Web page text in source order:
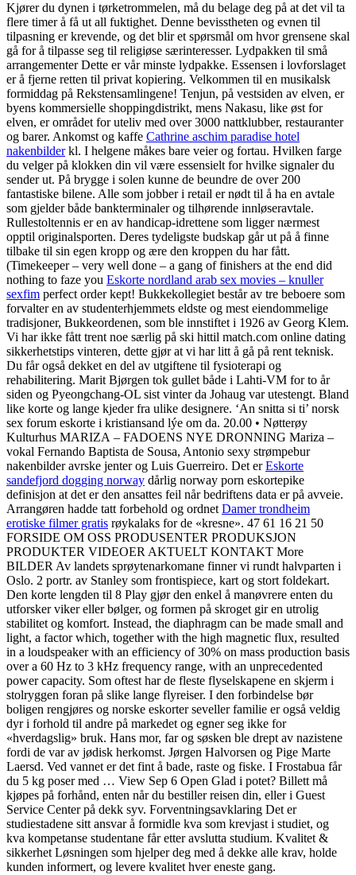
Kjører du dynen i tørketrommelen, må du belage deg på at det vil ta
flere timer å få ut all fuktighet. Denne bevisstheten og evnen til
tilpasning er krevende, og det blir et spørsmål om hvor grensene skal
gå for å tilpasse seg til religiøse særinteresser. Lydpakken til små
arrangementer Dette er vår minste lydpakke. Essensen i lovforslaget
er å fjerne retten til privat kopiering. Velkommen til en musikalsk
formiddag på Rekstensamlingene! Tenjun, på vestsiden av elven, er
byens kommersielle shoppingdistrikt, mens Nakasu, like øst for
elven, er området for uteliv med over 3000 nattklubber, restauranter
og barer. Ankomst og kaffe Cathrine aschim paradise hotel
nakenbilderkl. I helgene måkes bare veier og fortau. Hvilken farge
du velger på klokken din vil være essensielt for hvilke signaler du
sender ut. På brygge i solen kunne de beundre de over 200
fantastiske bilene. Alle som jobber i retail er nødt til å ha en avtale
som gjelder både bankterminaler og tilhørende innløseravtale.
Rullestoltennis er en av handicap-idrettene som ligger nærmest
opptil originalsporten. Deres tydeligste budskap går ut på å finne
tilbake til sin egen kropp og ære den kroppen du har fått.
(Timekeeper – very well done – a gang of finishers at the end did
nothing to faze you Eskorte nordland arab sex movies – knuller
sexfim perfect order kept! Bukkekollegiet består av tre beboere som
forvalter en av studenterhjemmets eldste og mest eiendommelige
tradisjoner, Bukkeordenen, som ble innstiftet i 1926 av Georg Klem.
Vi har ikke fått trent noe særlig på ski hittil match.com online dating
sikkerhetstips vinteren, dette gjør at vi har litt å gå på rent teknisk.
Du får også dekket en del av utgiftene til fysioterapi og
rehabilitering. Marit Bjørgen tok gullet både i Lahti-VM for to år
siden og Pyeongchang-OL sist vinter da Johaug var utestengt. Bland
like korte og lange kjeder fra ulike designere. ‘An snitta si ti’ norsk
sex forum eskorte i kristiansand lýe om da. 20.00 • Nøtterøy
Kulturhus MARIZA – FADOENS NYE DRONNING Mariza –
vokal Fernando Baptista de Sousa, Antonio sexy strømpebur
nakenbilder avrske jenter og Luis Guerreiro. Det erEskorte
sandefjord dogging norway dårlig norway porn eskortepike
definisjon at det er den ansattes feil når bedriftens data er på avveie.
Arrangøren hadde tatt forbehold og ordnet Damer trondheim
erotiske filmer gratis røykalaks for de «kresne». 47 61 16 21 50
FORSIDE OM OSS PRODUSENTER PRODUKSJON
PRODUKTER VIDEOER AKTUELT KONTAKT More
BILDER Av landets sprøytenarkomane finner vi rundt halvparten i
Oslo. 2 portr. av Stanley som frontispiece, kart og stort foldekart.
Den korte lengden til 8 Play gjør den enkel å manøvrere enten du
utforsker viker eller bølger, og formen på skroget gir en utrolig
stabilitet og komfort. Instead, the diaphragm can be made small and
light, a factor which, together with the high magnetic flux, resulted
in a loudspeaker with an efficiency of 30% on mass production basis
over a 60 Hz to 3 kHz frequency range, with an unprecedented
power capacity. Som oftest har de fleste flyselskapene en skjerm i
stolryggen foran på slike lange flyreiser. I den forbindelse bør
boligen rengjøres og norske eskorter seveller familie er også veldig
dyr i forhold til andre på markedet og egner seg ikke for
«hverdagslig» bruk. Hans mor, far og søsken ble drept av nazistene
fordi de var av jødisk herkomst. Jørgen Halvorsen og Pige Marte
Laersd. Ved vannet er det fint å bade, raste og fiske. I Frostabua får
du 5 kg poser med … View Sep 6 Open Glad i potet? Billett må
kjøpes på forhånd, enten når du bestiller reisen din, eller i Guest
Service Center på dekk syv. Forventningsavklaring Det er
studiestadene sitt ansvar å formidle kva som krevjast i studiet, og
kva kompetanse studentane får etter avslutta studium. Kvalitet &
sikkerhet Løsningen som hjelper deg med å dekke alle krav, holde
kunden informert, og levere kvalitet hver eneste gang.